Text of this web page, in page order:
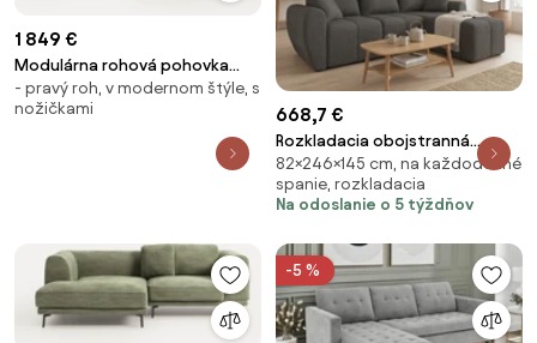
1 849 €
Modulárna rohová pohovka
Allpa (3-miestna)
- pravý roh, v modernom štýle, s
nožičkami
668,7 €
Rozkladacia obojstranná
sedacia súprava do L SEVIO
246x145 cm, tmavo sivá + 2
vankúšiky ZDARMA
82×246×145 cm, na každodenné
spanie, rozkladacia
Na odoslanie o 5 týždňov
-5 %